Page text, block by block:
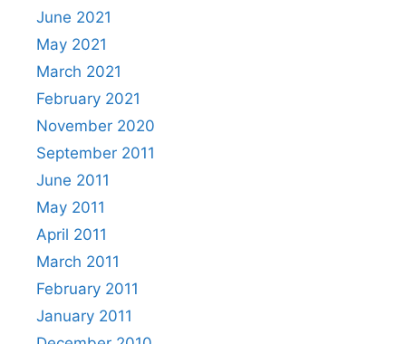
June 2021
May 2021
March 2021
February 2021
November 2020
September 2011
June 2011
May 2011
April 2011
March 2011
February 2011
January 2011